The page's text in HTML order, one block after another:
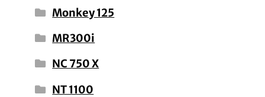
Monkey 125
MR300i
NC 750 X
NT 1100